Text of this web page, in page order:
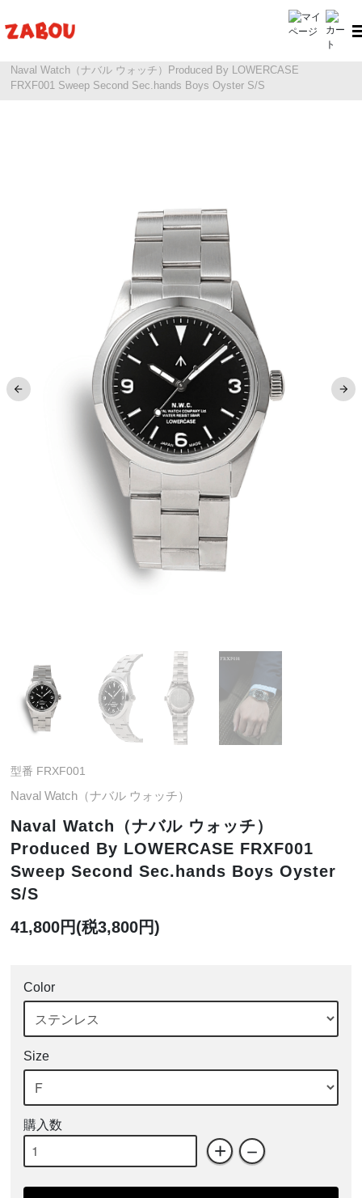
Naval Watch（ナバル ウォッチ）Produced By LOWERCASE
FRXF001 Sweep Second Sec.hands Boys Oyster S/S
型番 FRXF001
Naval Watch（ナバル ウォッチ）
Naval Watch（ナバル ウォッチ）
Produced By LOWERCASE FRXF001
Sweep Second Sec.hands Boys Oyster
S/S
41,800円(税3,800円)
Color
Size
購入数
+ －